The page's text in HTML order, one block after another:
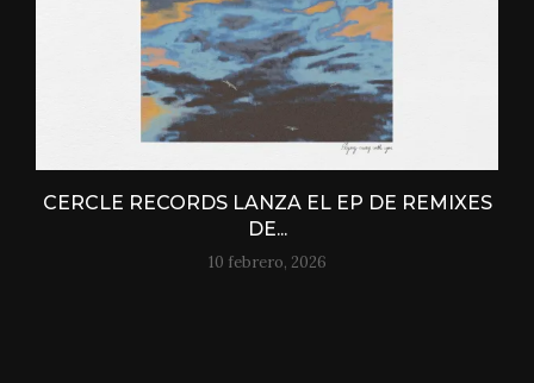
CERCLE RECORDS LANZA EL EP DE REMIXES
DE...
10 febrero, 2026